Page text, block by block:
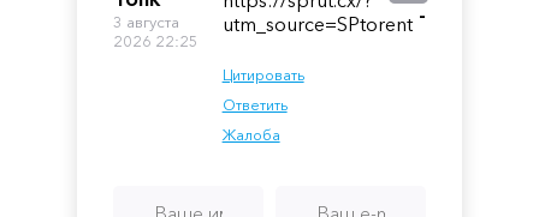
3 августа
2026 22:25
utm_source=SPtorent
Цитировать
Ответить
Жалоба
-